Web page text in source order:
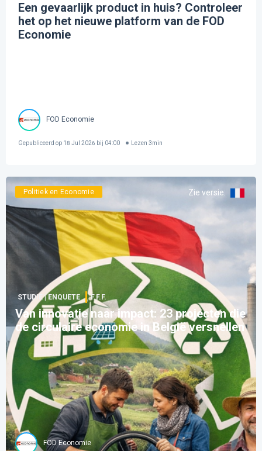
Een gevaarlijk product in huis? Controleer
het op het nieuwe platform van de FOD
Economie
FOD Economie
Gepubliceerd op 18 Jul 2026 bij 04:00 Lezen 3min
Politiek en Economie Zie versie:
STUDIE | ENQUETE F.F.F.
Van innovatie naar impact: 23 projecten die
de circulaire economie in België versnellen
FOD Economie